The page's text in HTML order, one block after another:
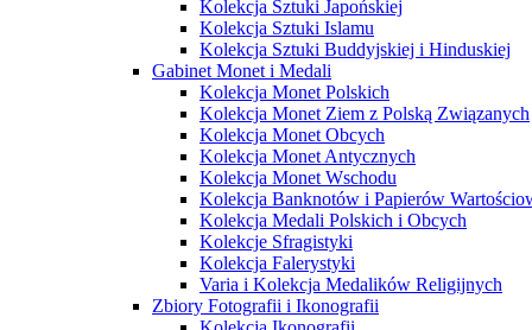
Kolekcja Sztuki Japońskiej
Kolekcja Sztuki Islamu
Kolekcja Sztuki Buddyjskiej i Hinduskiej
Gabinet Monet i Medali
Kolekcja Monet Polskich
Kolekcja Monet Ziem z Polską Związanych
Kolekcja Monet Obcych
Kolekcja Monet Antycznych
Kolekcja Monet Wschodu
Kolekcja Banknotów i Papierów
Kolekcja Medali Polskich i Obcych
Kolekcje Sfragistyki
Kolekcja Falerystyki
Varia i Kolekcja Medalików Religijnych
Zbiory Fotografii i Ikonografii